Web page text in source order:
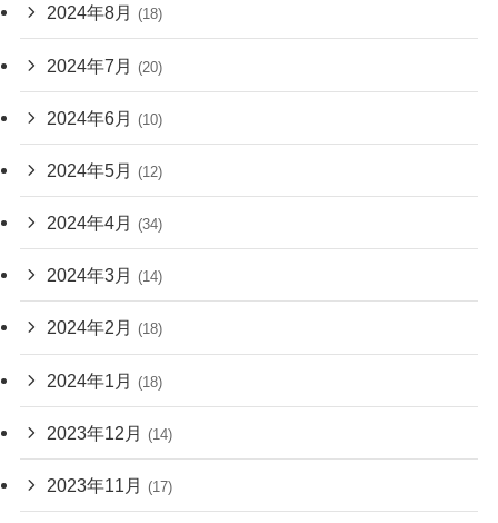
2024年8月 (18)
2024年7月 (20)
2024年6月 (10)
2024年5月 (12)
2024年4月 (34)
2024年3月 (14)
2024年2月 (18)
2024年1月 (18)
2023年12月 (14)
2023年11月 (17)